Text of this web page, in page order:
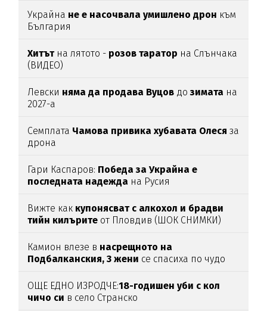
Украйна не е насочвала умишлено дрон към
България
Хитътна лятото - розов таратор на Слънчака
(ВИДЕО)
Левски няма да продава Вуцов дозимата на
2027-а
Семплата Чамова привика хубавата Олеся за
дрона
Гари Каспаров: Победа за Украйна е
последната надежда на Русия
Вижте как купонясват с алкохол и брадви
тийн килърите от Пловдив (ШОК СНИМКИ)
Камион влезе в насрещното на
Подбалканския, 3 жени се спасиха по чудо
ОЩЕ ЕДНО ИЗРОДЧЕ:18-годишен уби с кол
чичо си в село Странско